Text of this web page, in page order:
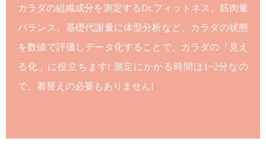
カラダの組織成分を測定するDr.フィットネス。筋肉量
バランス、基礎代謝量に体型分析など、カラダの状態
を数値で評価しデータ化することで、カラダの「見え
る化」に役立ちます! 測定にかかる時間は1~2分なの
で、着替えの必要もありません!